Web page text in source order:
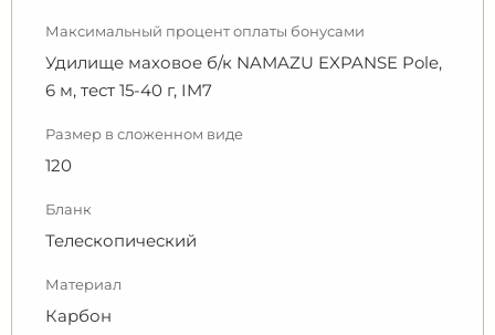
Максимальный процент оплаты бонусами
Удилище маховое б/к NAMAZU EXPANSE Pole,
6 м, тест 15-40 г, IM7
Размер в сложенном виде
120
Бланк
Телескопический
Материал
Карбон